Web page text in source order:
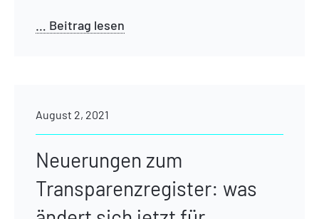
… Beitrag lesen
August 2, 2021
Neuerungen zum
Transparenzregister: was